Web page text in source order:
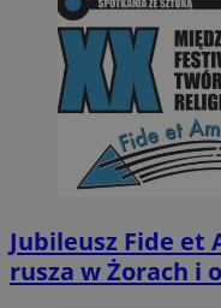
Jubileusz Fide
rusza w Żorach i